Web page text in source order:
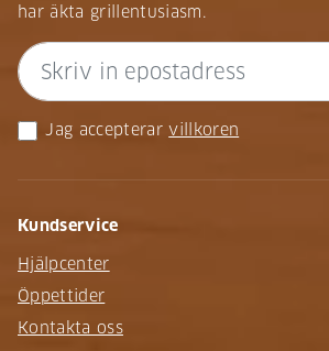
har äkta grillentusiasm.
Jag accepterar villkoren
Kundservice
Hjälpcenter
Öppettider
Kontakta oss